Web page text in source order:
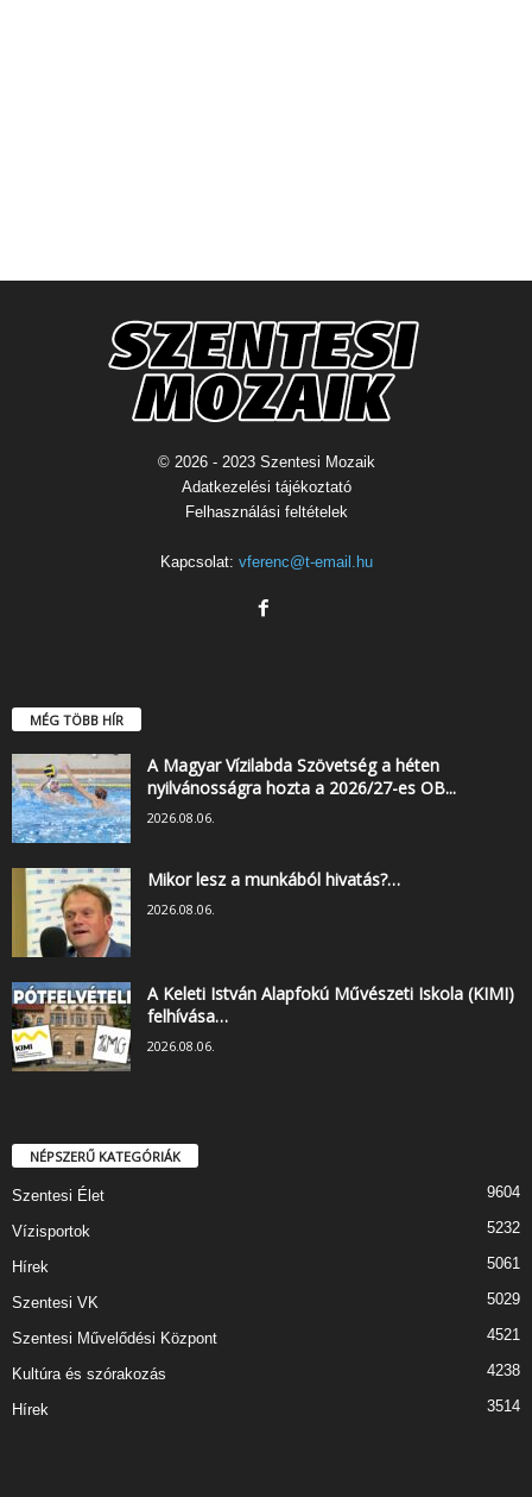
© 2026 - 2023 Szentesi Mozaik
Adatkezelési tájékoztató
Felhasználási feltételek
Kapcsolat: vferenc@t-email.hu
MÉG TÖBB HÍR
A Magyar Vízilabda Szövetség a héten
nyilvánosságra hozta a 2026/27-es OB...
2026.08.06.
Mikor lesz a munkából hivatás?…
2026.08.06.
A Keleti István Alapfokú Művészeti Iskola (KIMI)
felhívása…
2026.08.06.
NÉPSZERŰ KATEGÓRIÁK
Szentesi Élet 9604
Vízisportok 5232
Hírek 5061
Szentesi VK 5029
Szentesi Művelődési Központ 4521
Kultúra és szórakozás 4238
Hírek 3514